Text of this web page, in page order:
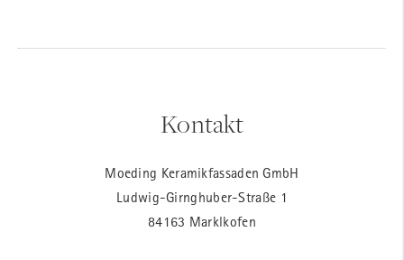
Kontakt
Moeding Keramikfassaden GmbH
Ludwig-Girnghuber-Straße 1
84163 Marklkofen